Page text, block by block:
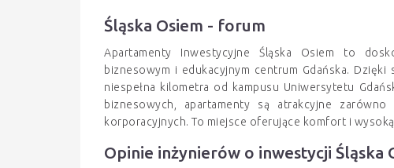
Śląska Osiem - forum
Apartamenty Inwestycyjne Śląska Osiem to
biznesowym i edukacyjnym centrum Gdańska.
niespełna kilometra od kampusu Uniwersytetu
biznesowych, apartamenty są atrakcyjne
korporacyjnych. To miejsce oferujące komfort i
Opinie inżynierów o inwestycji Śląska